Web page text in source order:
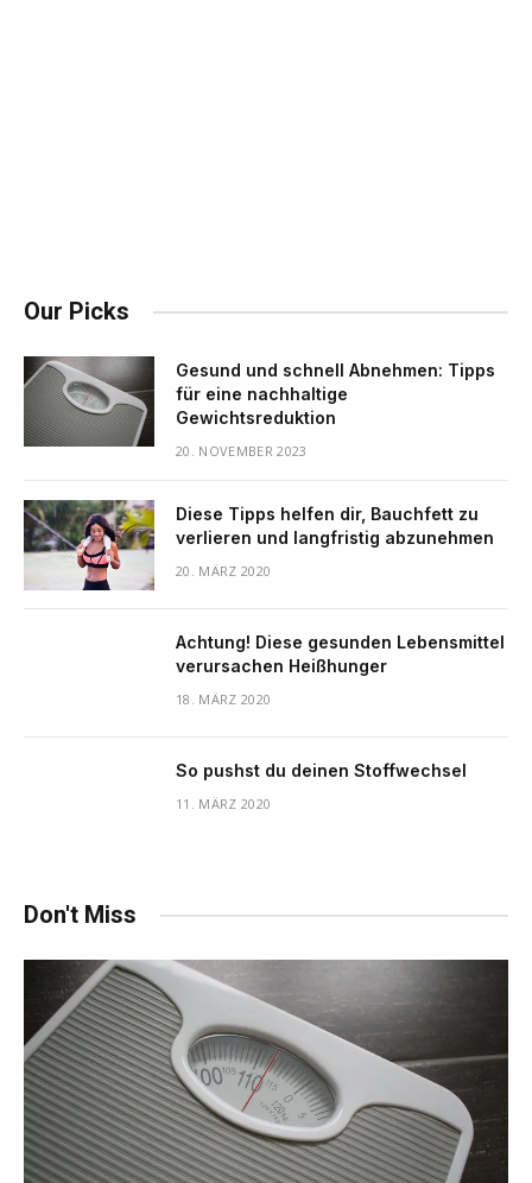
Our Picks
Gesund und schnell Abnehmen: Tipps
für eine nachhaltige
Gewichtsreduktion
20. NOVEMBER 2023
Diese Tipps helfen dir, Bauchfett zu
verlieren und langfristig abzunehmen
20. MÄRZ 2020
Achtung! Diese gesunden Lebensmittel
verursachen Heißhunger
18. MÄRZ 2020
So pushst du deinen Stoffwechsel
11. MÄRZ 2020
Don't Miss